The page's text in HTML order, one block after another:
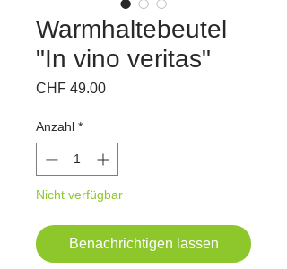
Warmhaltebeutel
"In vino veritas"
CHF 49.00Preis
Anzahl *
Nicht verfügbar
Benachrichtigen lassen